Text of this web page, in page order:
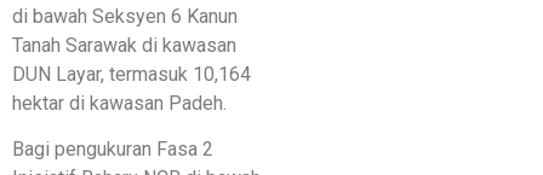
di bawah Seksyen 6 Kanun
Tanah Sarawak di kawasan
DUN Layar, termasuk 10,164
hektar di kawasan Padeh.
Bagi pengukuran Fasa 2